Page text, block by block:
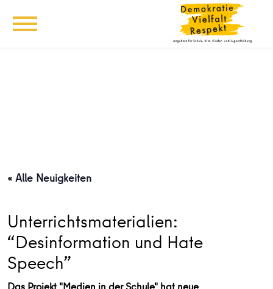
« Alle Neuigkeiten
Unterrichtsmaterialien:
“Desinformation und Hate
Speech”